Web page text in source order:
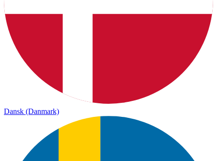
Dansk (Danmark)